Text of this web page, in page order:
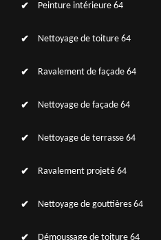
Peinture intérieure 64
Nettoyage de toiture 64
Ravalement de façade 64
Nettoyage de façade 64
Nettoyage de terrasse 64
Ravalement projeté 64
Nettoyage de gouttières 64
Démoussage de toiture 64